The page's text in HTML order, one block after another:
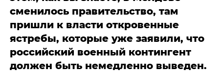
сменилось правительство, там
пришли к власти откровенные
ястребы, которые уже заявили, что
российский военный контингент
должен быть немедленно выведен.